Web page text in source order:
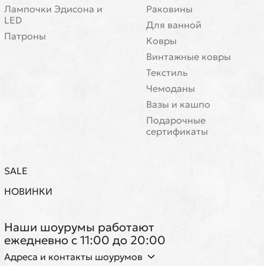
Лампочки Эдисона и
LED
Патроны
Раковины
Для ванной
Ковры
Винтажные ковры
Текстиль
Чемоданы
Вазы и кашпо
Подарочные
сертификаты
SALE
НОВИНКИ
Наши шоурумы работают
ежедневно с 11:00 до 20:00
Адреса и контакты шоурумов